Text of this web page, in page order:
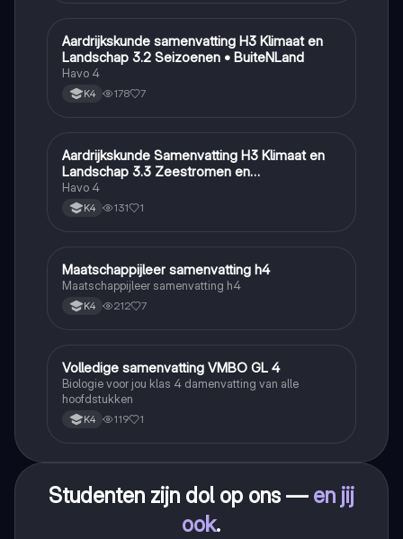
Aardrijkskunde
Aardrijkskunde samenvatting H3 Klimaat en
Landschap 3.2 Seizoenen • BuiteNLand
Havo 4
K4 178 7
Aardrijkskunde
Aardrijkskunde Samenvatting H3 Klimaat en
Landschap 3.3 Zeestromen en
Klimaatgebieden • BuiteNLand
Havo 4
K4 131 1
Maatschappijleer
Maatschappijleer samenvatting h4
Maatschappijleer samenvatting h4
K4 212 7
Biologie
Volledige samenvatting VMBO GL 4
Biologie voor jou klas 4 damenvatting van alle
hoofdstukken
K4 119 1
Studenten zijn dol op ons — en jij
ook.